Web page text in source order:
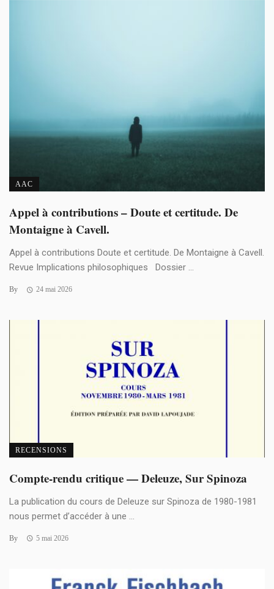
AAC
Appel à contributions – Doute et certitude. De
Montaigne à Cavell.
Appel à contributions Doute et certitude. De Montaigne à Cavell.
Revue Implications philosophiques Dossier ...
By 24 mai 2026
RECENSIONS
Compte-rendu critique — Deleuze, Sur Spinoza
La publication du cours de Deleuze sur Spinoza de 1980-1981
nous permet d’accéder à une ...
By 5 mai 2026